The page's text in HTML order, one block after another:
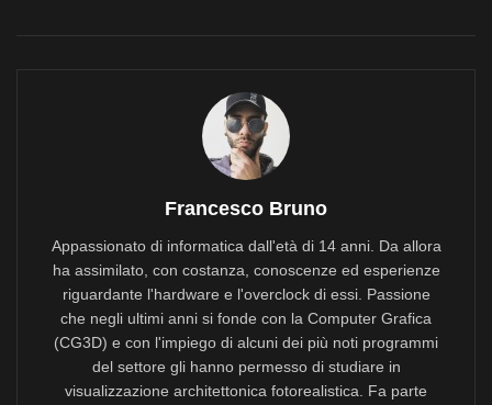
Francesco Bruno
Appassionato di informatica dall'età di 14 anni. Da allora
ha assimilato, con costanza, conoscenze ed esperienze
riguardante l'hardware e l'overclock di essi. Passione
che negli ultimi anni si fonde con la Computer Grafica
(CG3D) e con l'impiego di alcuni dei più noti programmi
del settore gli hanno permesso di studiare in
visualizzazione architettonica fotorealistica. Fa parte